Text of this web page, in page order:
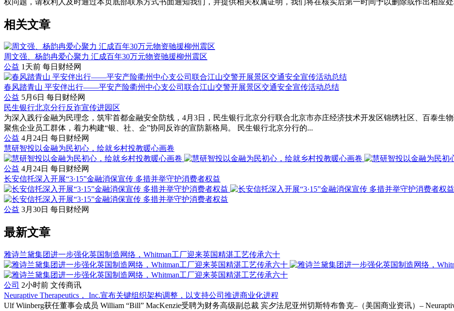
相关文章
周文强、杨韵冉爱心聚力 汇成百年30万元物资驰援柳州震区
公益 1天前 每日财经网
春风踏青山 平安伴出行——平安产险衢州中心支公司联合江山交警开展景区交通安全宣传活动总结
公益 5月6日 每日财经网
民生银行北京分行反诈宣传进园区
为深入践行金融为民理念，筑牢首都金融安全防线，4月3日，民生银行北京分行联合北京市亦庄经济技术开发区锦绣社区、百泰生
聚焦企业员工群体，着力构建“银、社、企”协同反诈的宣防新格局。 民生银行北京分行的...
公益 4月24日 每日财经网
慧研智投以金融为民初心，绘就乡村投教暖心画卷
公益 4月24日 每日财经网
长安信托深入开展“3·15”金融消保宣传 多措并举守护消费者权益
公益 3月30日 每日财经网
最新文章
雅诗兰黛集团进一步强化英国制造网络，Whitman工厂迎来英国精湛工艺传承六十
公司 2小时前 文传商讯
Neuraptive Therapeutics， Inc.宣布关键组织架构调整，以支持公司推进商业化进程
Ulf Wiinberg获任董事会成员 William “Bill” MacKenzie受聘为财务高级副总裁 宾夕法尼亚州切斯特布鲁克–（美国商业资讯）–